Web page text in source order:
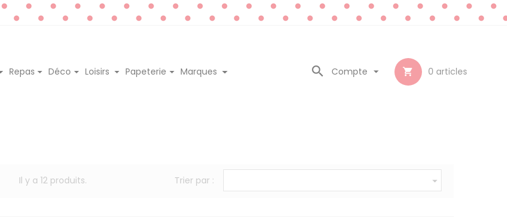
Repas Déco Loisirs Papeterie Marques  0 articles
Compte 

Il y a 12 produits. Trier par : 